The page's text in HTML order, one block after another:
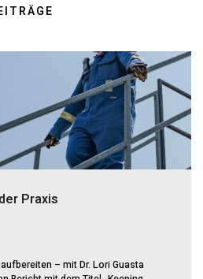
Praxis
– mit Dr. Lori Guasta